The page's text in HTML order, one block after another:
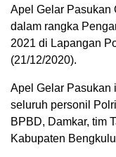
Apel Gelar Pasukan
dalam rangka
2021 di Lapangan
(21/12/2020).
Apel Gelar Pasukan
seluruh personil
BPBD, Damkar, tim
Kabupaten